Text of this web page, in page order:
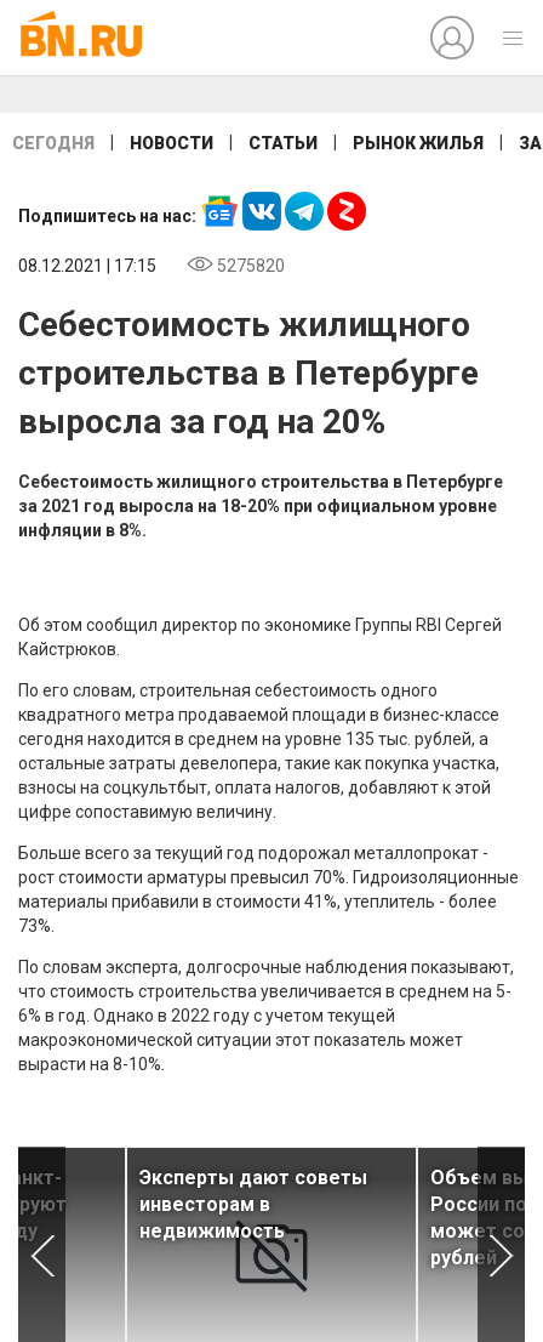
СЕГОДНЯ НОВОСТИ СТАТЬИ РЫНОК ЖИЛЬЯ
Подпишитесь на нас:
08.12.2021 | 17:15 5275820
Себестоимость жилищного
строительства в Петербурге
выросла за год на 20%
Себестоимость жилищного строительства в Петербурге
за 2021 год выросла на 18-20% при официальном уровне
инфляции в 8%.
Об этом сообщил директор по экономике Группы RBI Сергей
Кайстрюков.
По его словам, строительная себестоимость одного
квадратного метра продаваемой площади в бизнес-классе
сегодня находится в среднем на уровне 135 тыс. рублей, а
остальные затраты девелопера, такие как покупка участка,
взносы на соцкультбыт, оплата налогов, добавляют к этой
цифре сопоставимую величину.
Больше всего за текущий год подорожал металлопрокат -
рост стоимости арматуры превысил 70%. Гидроизоляционные
материалы прибавили в стоимости 41%, утеплитель - более
73%.
По словам эксперта, долгосрочные наблюдения показывают,
что стоимость строительства увеличивается в среднем на 5-
6% в год. Однако в 2022 году с учетом текущей
макроэкономической ситуации этот показатель может
вырасти на 8-10%.
Эксперты дают советы
инвесторам в
недвижимость
Объем
России по
может
рублей